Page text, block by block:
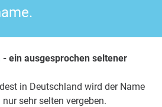
- ein ausgesprochen seltener
in Deutschland wird der Name
nur sehr selten vergeben.